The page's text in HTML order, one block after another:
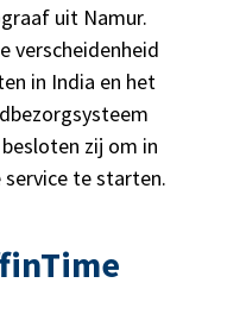
uit Namur.
verscheidenheid
in India en het
zij om in
service te starten.